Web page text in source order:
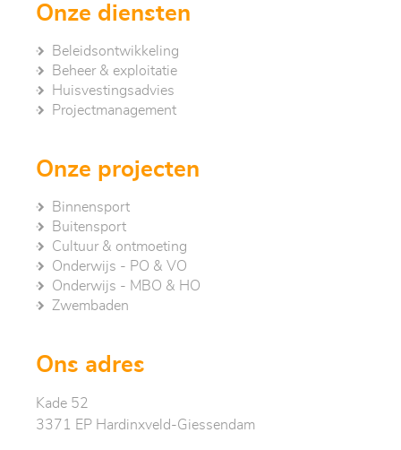
Onze diensten
Beleidsontwikkeling
Beheer & exploitatie
Huisvestingsadvies
Project­management
Onze projecten
Binnensport
Buitensport
Cultuur & ontmoeting
Onderwijs - PO & VO
Onderwijs - MBO & HO
Zwembaden
Ons adres
Kade 52
3371 EP Hardinxveld-Giessendam